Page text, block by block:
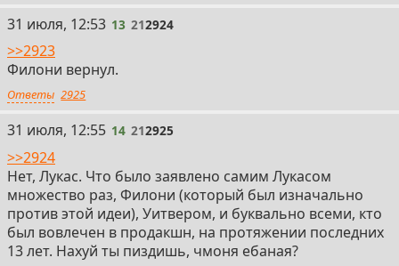
13
31 июля, 12:53 13 212924
>>2923
Филони вернул.
Ответы 2925
14
31 июля, 12:55 14 212925
>>2924
Нет, Лукас. Что было заявлено самим Лукасом
множество раз, Филони (который был изначально
против этой идеи), Уитвером, и буквально всеми, кто
был вовлечен в продакшн, на протяжении последних
13 лет. Нахуй ты пиздишь, чмоня ебаная?